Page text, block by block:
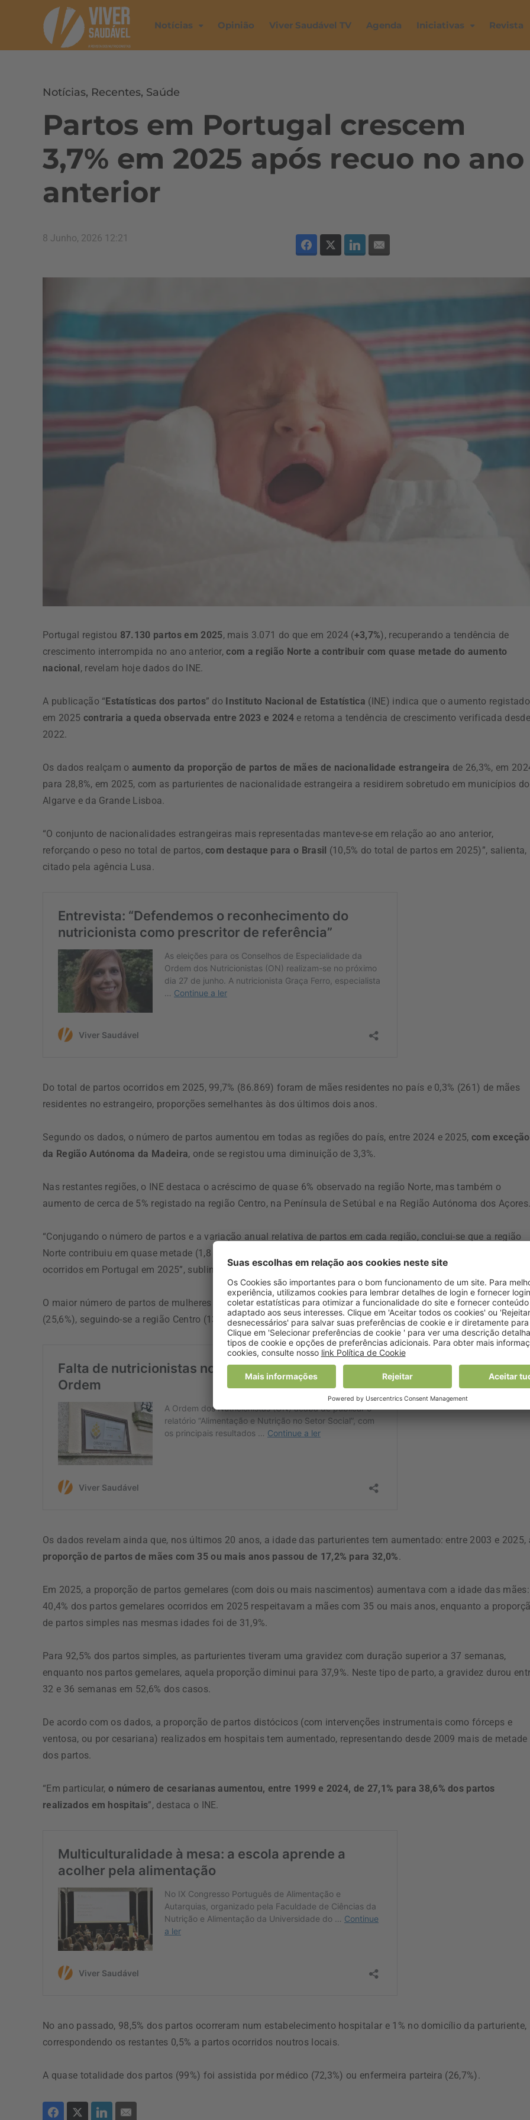
Notícias Opinião Viver Saudável TV Agenda Iniciativas Revista
Notícias, Recentes, Saúde
Partos em Portugal crescem
3,7% em 2025 após recuo no ano
anterior
8 Junho, 2026 12:21
Portugal registou 87.130 partos em 2025, mais 3.071 do que em 2024 (+3,7%), recuperando a tendência de
crescimento interrompida no ano anterior,com a região Norte a contribuir com quase metade do aumento
nacional , revelam hoje dados do INE.
A publicação “ Estatísticas dos partos” do Instituto Nacional de Estatística (INE) indica que o aumento registado
em 2025 contraria a queda observada entre 2023 e 2024e retoma a tendência de crescimento verificada desde
2022.
Os dados realçam oaumento da proporção de partos de mães de nacionalidade estrangeira de 26,3%, em
para 28,8%, em 2025, com as parturientes de nacionalidade estrangeira a residirem sobretudo em municípios do
Algarve e da Grande Lisboa.
“O conjunto de nacionalidades estrangeiras mais representadas manteve-se em relação ao ano anterior,
reforçando o peso no total de partos,com destaque para o Brasil (10,5% do total de partos em 2025)”, salienta,
citado pela agência Lusa.
Do total de partos ocorridos em 2025, 99,7% (86.869) foram de mães residentes no país e 0,3% (261) de mães
residentes no estrangeiro, proporções semelhantes às dos últimos dois anos.
Segundo os dados, o número de partos aumentou em todas as regiões do país, entre 2024 e 2025, com exceção
da Região Autónoma da Madeira, onde se registou uma diminuição de 3,3%.
Nas restantes regiões, o INE destaca o acréscimo de quase 6% observado na região Norte, mas também o
aumento de cerca de 5% registado na região Centro, na Península de Setúbal e na Região Autónoma dos
“Conjugando o número de partos e a variação anual relativa de partos em cada região, conclui-se que a região
Norte contribuiu em quase metade (1,8 pontos percentuais) para o aumento de 3,7% do número de partos
ocorridos em Portugal em 2025”, sublinha.
O maior número de partos de mulheres residentes no país ocorreu na região Norte (29,8%) e na Grande Lisboa
(25,6%), seguindo-se a região Centro (13,7%), a Península de Setúbal (9,7%) e a região Oeste e Vale do Tejo
Os dados revelam ainda que, nos últimos 20 anos, a idade das parturientes tem aumentado: entre 2003 e 2025,
proporção de partos de mães com 35 ou mais anos passou de 17,2% para 32,0%.
Em 2025, a proporção de partos gemelares (com dois ou mais nascimentos) aumentava com a idade das mães:
40,4% dos partos gemelares ocorridos em 2025 respeitavam a mães com 35 ou mais anos, enquanto a
de partos simples nas mesmas idades foi de 31,9%.
Para 92,5% dos partos simples, as parturientes tiveram uma gravidez com duração superior a 37 semanas,
enquanto nos partos gemelares, aquela proporção diminui para 37,9%. Neste tipo de parto, a gravidez durou
32 e 36 semanas em 52,6% dos casos.
De acordo com os dados, a proporção de partos distócicos (com intervenções instrumentais como fórceps e
ventosa, ou por cesariana) realizados em hospitais tem aumentado, representando desde 2009 mais de metade
dos partos.
“Em particular, o número de cesarianas aumentou, entre 1999 e 2024, de 27,1% para 38,6% dos partos
realizados em hospitais”, destaca o INE.
No ano passado, 98,5% dos partos ocorreram num estabelecimento hospitalar e 1% no domicílio da parturiente,
correspondendo os restantes 0,5% a partos ocorridos noutros locais.
A quase totalidade dos partos (99%) foi assistida por médico (72,3%) ou enfermeira parteira (26,7%).